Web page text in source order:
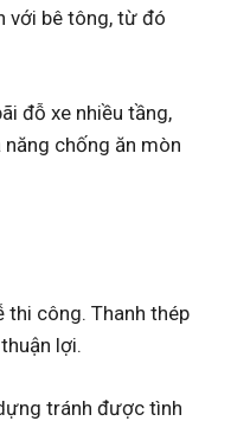
với bê tông, từ đó
đỗ xe nhiều tầng,
chống ăn mòn
thi công. Thanh thép
lợi.
tránh được tình